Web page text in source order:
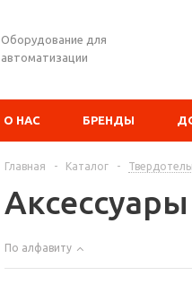
Оборудование для
автоматизации
О НАС БРЕНДЫ
Главная - Каталог -
По алфавиту